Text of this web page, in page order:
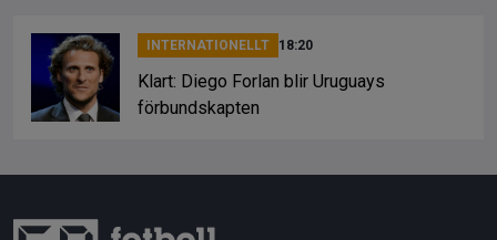
INTERNATIONELLT 18:20
Klart: Diego Forlan blir Uruguays
förbundskapten